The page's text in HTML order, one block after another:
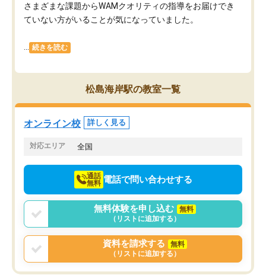
さまざまな課題からWAMクオリティの指導をお届けでき
ていない方がいることが気になっていました。
続きを読む
松島海岸駅の教室一覧
オンライン校 詳しく見る
対応エリア 全国
通話
無料 電話で問い合わせする
無料体験を申し込む
無料
（リストに追加する）
資料を請求する
無料
（リストに追加する）